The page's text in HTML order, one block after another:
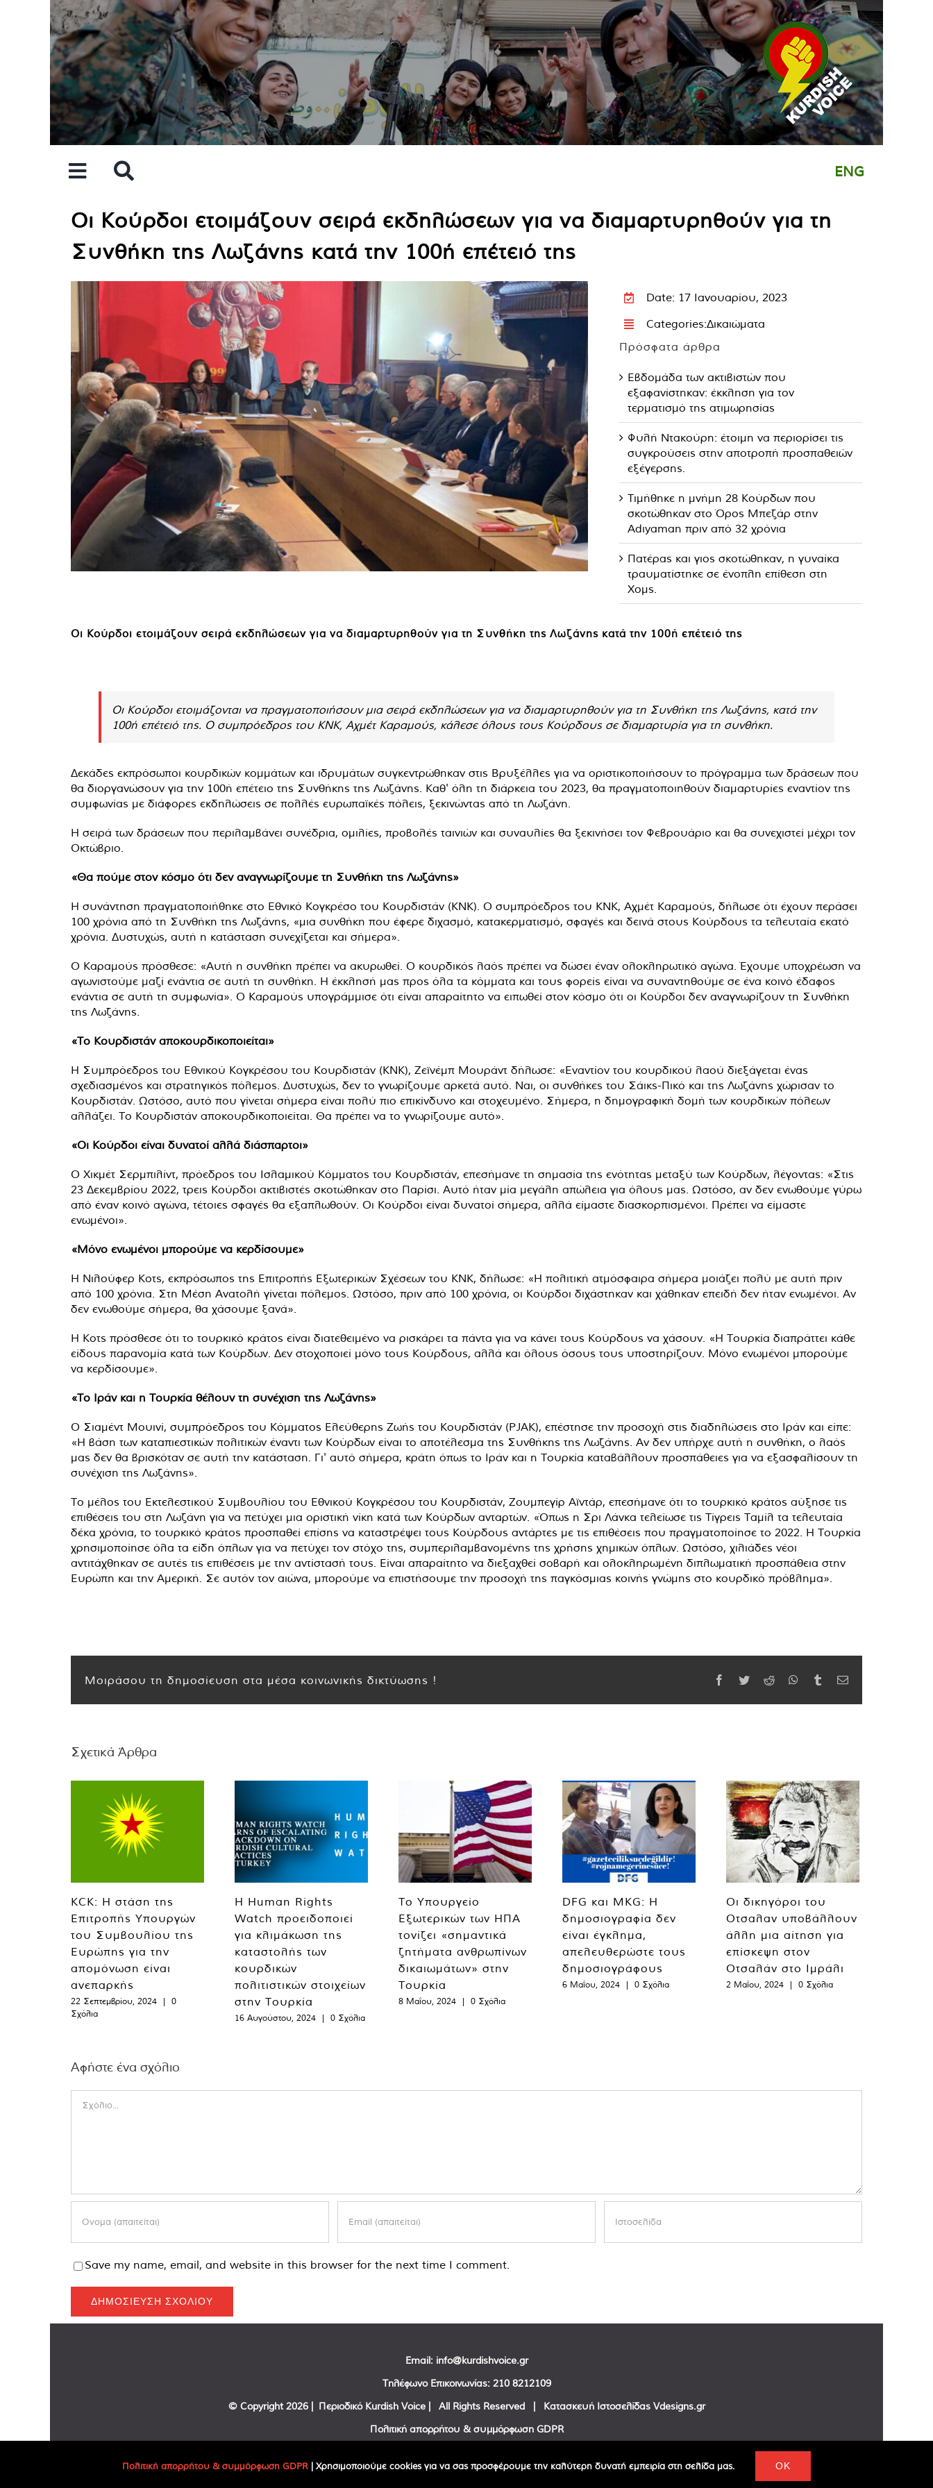
ENG
Οι Κούρδοι ετοιμάζουν σειρά εκδηλώσεων για να διαμαρτυρηθούν για τη
Συνθήκη της Λωζάνης κατά την 100ή επέτειό της
Date: 17 Ιανουαρίου, 2023
Categories:Δικαιώματα
Πρόσφατα άρθρα
Εβδομάδα των ακτιβιστών που
εξαφανίστηκαν: έκκληση για τον
τερματισμό της ατιμωρησίας
Φυλή Ντακούρη: έτοιμη να περιορίσει τις
συγκρούσεις στην αποτροπή προσπαθειών
εξέγερσης.
Τιμήθηκε η μνήμη 28 Κούρδων που
σκοτώθηκαν στο Όρος Μπεζάρ στην
Adıyaman πριν από 32 χρόνια
Πατέρας και γιος σκοτώθηκαν, η γυναίκα
τραυματίστηκε σε ένοπλη επίθεση στη
Χομς.
Οι Κούρδοι ετοιμάζουν σειρά εκδηλώσεων για να διαμαρτυρηθούν για τη Συνθήκη της Λωζάνης κατά την 100ή επέτειό της
Οι Κούρδοι ετοιμάζονται να πραγματοποιήσουν μια σειρά εκδηλώσεων για να διαμαρτυρηθούν για τη Συνθήκη της Λωζάνης, κατά την
100ή επέτειό της. Ο συμπρόεδρος του KNK, Αχμέτ Καραμούς, κάλεσε όλους τους Κούρδους σε διαμαρτυρία για τη συνθήκη.
Δεκάδες εκπρόσωποι κουρδικών κομμάτων και ιδρυμάτων συγκεντρώθηκαν στις Βρυξέλλες για να οριστικοποιήσουν το πρόγραμμα των δράσεων που
θα διοργανώσουν για την 100ή επέτειο της Συνθήκης της Λωζάνης. Καθ' όλη τη διάρκεια του 2023, θα πραγματοποιηθούν διαμαρτυρίες εναντίον της
συμφωνίας με διάφορες εκδηλώσεις σε πολλές ευρωπαϊκές πόλεις, ξεκινώντας από τη Λωζάνη.
Η σειρά των δράσεων που περιλαμβάνει συνέδρια, ομιλίες, προβολές ταινιών και συναυλίες θα ξεκινήσει τον Φεβρουάριο και θα συνεχιστεί μέχρι τον
Οκτώβριο.
«Θα πούμε στον κόσμο ότι δεν αναγνωρίζουμε τη Συνθήκη της Λωζάνης»
Η συνάντηση πραγματοποιήθηκε στο Εθνικό Κογκρέσο του Κουρδιστάν (KNK). Ο συμπρόεδρος του KNK, Αχμέτ Καραμούς, δήλωσε ότι έχουν περάσει
100 χρόνια από τη Συνθήκη της Λωζάνης, «μια συνθήκη που έφερε διχασμό, κατακερματισμό, σφαγές και δεινά στους Κούρδους τα τελευταία εκατό
χρόνια. Δυστυχώς, αυτή η κατάσταση συνεχίζεται και σήμερα».
Ο Καραμούς πρόσθεσε: «Αυτή η συνθήκη πρέπει να ακυρωθεί. Ο κουρδικός λαός πρέπει να δώσει έναν ολοκληρωτικό αγώνα. Έχουμε υποχρέωση να
αγωνιστούμε μαζί ενάντια σε αυτή τη συνθήκη. Η έκκλησή μας προς όλα τα κόμματα και τους φορείς είναι να συναντηθούμε σε ένα κοινό έδαφος
ενάντια σε αυτή τη συμφωνία». Ο Καραμούς υπογράμμισε ότι είναι απαραίτητο να ειπωθεί στον κόσμο ότι οι Κούρδοι δεν αναγνωρίζουν τη Συνθήκη
της Λωζάνης.
«Το Κουρδιστάν αποκουρδικοποιείται»
Η Συμπρόεδρος του Εθνικού Κογκρέσου του Κουρδιστάν (KNK), Ζεϊνέμπ Μουράντ δήλωσε: «Εναντίον του κουρδικού λαού διεξάγεται ένας
σχεδιασμένος και στρατηγικός πόλεμος. Δυστυχώς, δεν το γνωρίζουμε αρκετά αυτό. Ναι, οι συνθήκες του Σάικς-Πικό και της Λωζάνης χώρισαν το
Κουρδιστάν. Ωστόσο, αυτό που γίνεται σήμερα είναι πολύ πιο επικίνδυνο και στοχευμένο. Σήμερα, η δημογραφική δομή των κουρδικών πόλεων
αλλάζει. Το Κουρδιστάν αποκουρδικοποιείται. Θα πρέπει να το γνωρίζουμε αυτό».
«Οι Κούρδοι είναι δυνατοί αλλά διάσπαρτοι»
Ο Χικμέτ Σερμπιλίντ, πρόεδρος του Ισλαμικού Κόμματος του Κουρδιστάν, επεσήμανε τη σημασία της ενότητας μεταξύ των Κούρδων, λέγοντας: «Στις
23 Δεκεμβρίου 2022, τρεις Κούρδοι ακτιβιστές σκοτώθηκαν στο Παρίσι. Αυτό ήταν μία μεγάλη απώλεια για όλους μας. Ωστόσο, αν δεν ενωθούμε γύρω
από έναν κοινό αγώνα, τέτοιες σφαγές θα εξαπλωθούν. Οι Κούρδοι είναι δυνατοί σήμερα, αλλά είμαστε διασκορπισμένοι. Πρέπει να είμαστε
ενωμένοι».
«Μόνο ενωμένοι μπορούμε να κερδίσουμε»
Η Νιλούφερ Κοτς, εκπρόσωπος της Επιτροπής Εξωτερικών Σχέσεων του KNK, δήλωσε: «Η πολιτική ατμόσφαιρα σήμερα μοιάζει πολύ με αυτή πριν
από 100 χρόνια. Στη Μέση Ανατολή γίνεται πόλεμος. Ωστόσο, πριν από 100 χρόνια, οι Κούρδοι διχάστηκαν και χάθηκαν επειδή δεν ήταν ενωμένοι. Αν
δεν ενωθούμε σήμερα, θα χάσουμε ξανά».
Η Κοτς πρόσθεσε ότι το τουρκικό κράτος είναι διατεθειμένο να ρισκάρει τα πάντα για να κάνει τους Κούρδους να χάσουν. «Η Τουρκία διαπράττει κάθε
είδους παρανομία κατά των Κούρδων. Δεν στοχοποιεί μόνο τους Κούρδους, αλλά και όλους όσους τους υποστηρίζουν. Μόνο ενωμένοι μπορούμε
να κερδίσουμε».
«Το Ιράν και η Τουρκία θέλουν τη συνέχιση της Λωζάνης»
Ο Σιαμέντ Μουινί, συμπρόεδρος του Κόμματος Ελεύθερης Ζωής του Κουρδιστάν (PJAK), επέστησε την προσοχή στις διαδηλώσεις στο Ιράν και είπε:
«Η βάση των καταπιεστικών πολιτικών έναντι των Κούρδων είναι το αποτέλεσμα της Συνθήκης της Λωζάνης. Αν δεν υπήρχε αυτή η συνθήκη, ο λαός
μας δεν θα βρισκόταν σε αυτή την κατάσταση. Γι' αυτό σήμερα, κράτη όπως το Ιράν και η Τουρκία καταβάλλουν προσπάθειες για να εξασφαλίσουν τη
συνέχιση της Λωζάνης».
Το μέλος του Εκτελεστικού Συμβουλίου του Εθνικού Κογκρέσου του Κουρδιστάν, Ζουμπεγίρ Αϊντάρ, επεσήμανε ότι το τουρκικό κράτος αύξησε τις
επιθέσεις του στη Λωζάνη για να πετύχει μια οριστική νίκη κατά των Κούρδων ανταρτών. «Όπως η Σρι Λάνκα τελείωσε τις Τίγρεις Ταμίλ τα τελευταία
δέκα χρόνια, το τουρκικό κράτος προσπαθεί επίσης να καταστρέψει τους Κούρδους αντάρτες με τις επιθέσεις που πραγματοποίησε το 2022. Η Τουρκία
χρησιμοποίησε όλα τα είδη όπλων για να πετύχει τον στόχο της, συμπεριλαμβανομένης της χρήσης χημικών όπλων. Ωστόσο, χιλιάδες νέοι
αντιτάχθηκαν σε αυτές τις επιθέσεις με την αντίστασή τους. Είναι απαραίτητο να διεξαχθεί σοβαρή και ολοκληρωμένη διπλωματική προσπάθεια στην
Ευρώπη και την Αμερική. Σε αυτόν τον αιώνα, μπορούμε να επιστήσουμε την προσοχή της παγκόσμιας κοινής γνώμης στο κουρδικό πρόβλημα».
Μοιράσου τη δημοσίευση στα μέσα κοινωνικής δικτύωσης ! Facebook
TwitterReddit WhatsApp
TumblrEmail
Σχετικά Άρθρα
KCK: Η στάση της
Επιτροπής Υπουργών
του Συμβουλίου της
Ευρώπης για την
απομόνωση είναι
ανεπαρκής
22 Σεπτεμβρίου, 2024 |
0
Σχόλια
Η Human Rights
Watch προειδοποιεί
για κλιμάκωση της
καταστολής των
κουρδικών
πολιτιστικών στοιχείων
στην Τουρκία
16 Αυγούστου, 2024 | 0 Σχόλια
Το Υπουργείο
Εξωτερικών των ΗΠΑ
τονίζει «σημαντικά
ζητήματα ανθρωπίνων
δικαιωμάτων» στην
Τουρκία
8 Μαΐου, 2024 | 0 Σχόλια
DFG και MKG: Η
δημοσιογραφία δεν
είναι έγκλημα,
απελευθερώστε τους
δημοσιογράφους
6 Μαΐου, 2024 | 0 Σχόλια
Οι δικηγόροι του
Οτσαλαν υποβάλλουν
άλλη μια αίτηση για
επίσκεψη στον
Οτσαλάν στο Ιμράλι
2 Μαΐου, 2024 | 0 Σχόλια
Αφήστε ένα σχόλιο
Save my name, email, and website in this browser for the next time I comment.
Email: info@kurdishvoice.gr
Τηλέφωνο Επικοινωνίας: 210 8212109
© Copyright 2026 | Περιοδικό Kurdish Voice | All Rights Reserved | Κατασκευή Ιστοσελίδας Vdesigns.gr
Πολιτική απορρήτου & συμμόρφωση GDPR
Πολιτική απορρήτου & συμμόρφωση GDPR | Χρησιμοποιούμε cookies για να σας προσφέρουμε την καλύτερη δυνατή εμπειρία στη σελίδα μας. OK